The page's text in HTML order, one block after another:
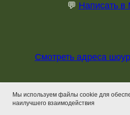
Главная Каталог
💬 Написать в
Смотреть адреса
Мы используем файлы cookie для
наилучшего взаимодействия